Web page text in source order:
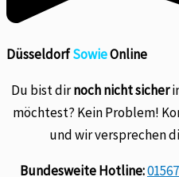
DüsseldorfSowieOnline
Du bist dirnoch nicht sicher
möchtest? Kein Problem!
und wir versprechen
Bundesweite Hotline: